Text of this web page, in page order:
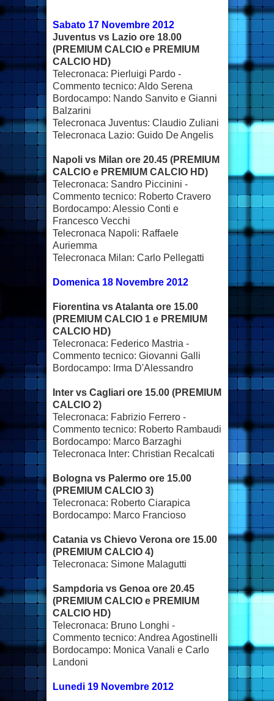
Sabato 17 Novembre 2012
Juventus vs Lazio ore 18.00
(PREMIUM CALCIO e PREMIUM
CALCIO HD)
Telecronaca: Pierluigi Pardo -
Commento tecnico: Aldo Serena
Bordocampo: Nando Sanvito e Gianni
Balzarini
Telecronaca Juventus: Claudio Zuliani
Telecronaca Lazio: Guido De Angelis
Napoli vs Milan ore 20.45 (PREMIUM
CALCIO e PREMIUM CALCIO HD)
Telecronaca: Sandro Piccinini -
Commento tecnico: Roberto Cravero
Bordocampo: Alessio Conti e
Francesco Vecchi
Telecronaca Napoli: Raffaele
Auriemma
Telecronaca Milan: Carlo Pellegatti
Domenica 18 Novembre 2012
Fiorentina vs Atalanta ore 15.00
(PREMIUM CALCIO 1 e PREMIUM
CALCIO HD)
Telecronaca: Federico Mastria -
Commento tecnico: Giovanni Galli
Bordocampo: Irma D'Alessandro
Inter vs Cagliari ore 15.00 (PREMIUM
CALCIO 2)
Telecronaca: Fabrizio Ferrero -
Commento tecnico: Roberto Rambaudi
Bordocampo: Marco Barzaghi
Telecronaca Inter: Christian Recalcati
Bologna vs Palermo ore 15.00
(PREMIUM CALCIO 3)
Telecronaca: Roberto Ciarapica
Bordocampo: Marco Francioso
Catania vs Chievo Verona ore 15.00
(PREMIUM CALCIO 4)
Telecronaca: Simone Malagutti
Sampdoria vs Genoa ore 20.45
(PREMIUM CALCIO e PREMIUM
CALCIO HD)
Telecronaca: Bruno Longhi -
Commento tecnico: Andrea Agostinelli
Bordocampo: Monica Vanali e Carlo
Landoni
Lunedi 19 Novembre 2012